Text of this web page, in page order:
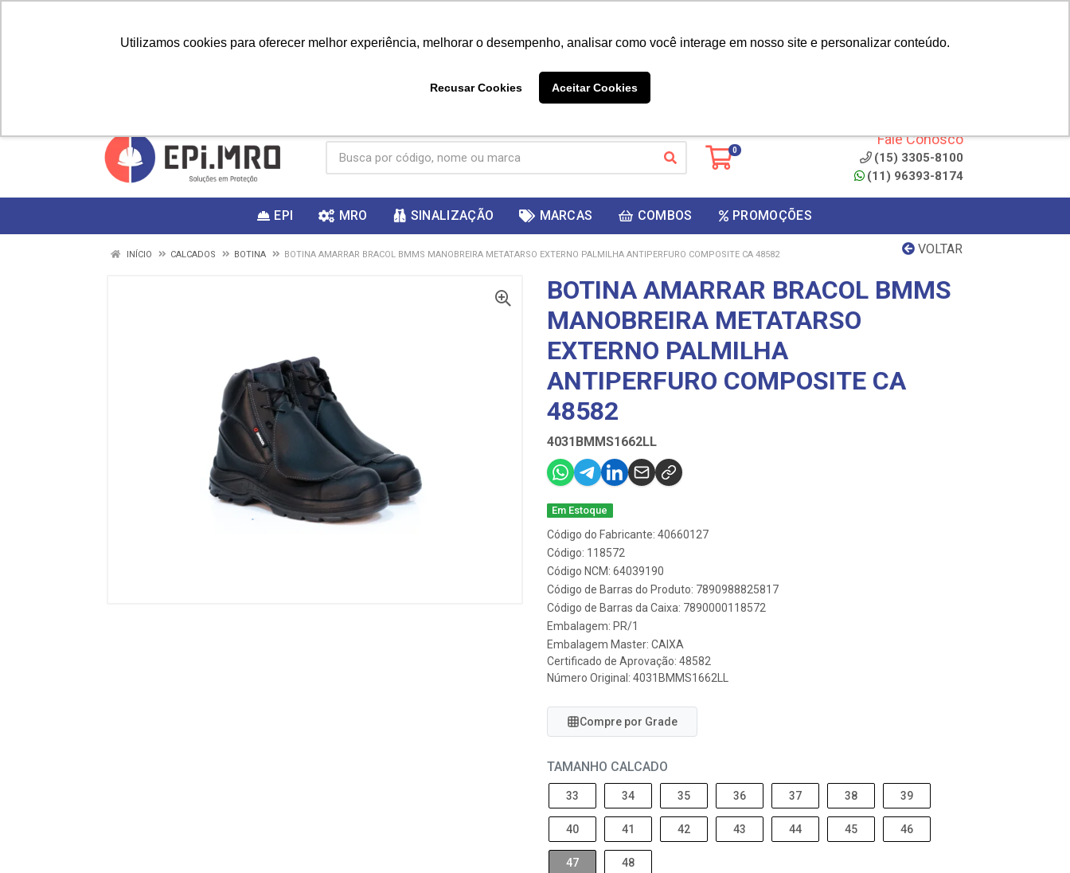
Utilizamos cookies para oferecer melhor experiência, melhorar o desempenho, analisar como você interage em nosso site e personalizar conteúdo.
Recusar Cookies Aceitar Cookies
ganhar
0
Fale Conosco
(15) 3305-8100
(11) 96393-8174
EPI MRO SINALIZAÇÃO MARCAS COMBOS PROMOÇÕES
VOLTAR
INÍCIO CALCADOS BOTINA BOTINA AMARRAR BRACOL BMMS MANOBREIRA METATARSO EXTERNO PALMILHA ANTIPERFURO COMPOSITE CA 48582
BOTINA AMARRAR BRACOL BMMS
MANOBREIRA METATARSO
EXTERNO PALMILHA
ANTIPERFURO COMPOSITE CA
48582
4031BMMS1662LL
Em Estoque
Código do Fabricante: 40660127
Código: 118572
Código NCM: 64039190
Código de Barras do Produto: 7890988825817
Código de Barras da Caixa: 7890000118572
Embalagem: PR/1
Embalagem Master: CAIXA
Certificado de Aprovação: 48582
Número Original: 4031BMMS1662LL
Compre por Grade
TAMANHO CALCADO
33 34 35 36 37 38 39
40 41 42 43 44 45 46
47 48